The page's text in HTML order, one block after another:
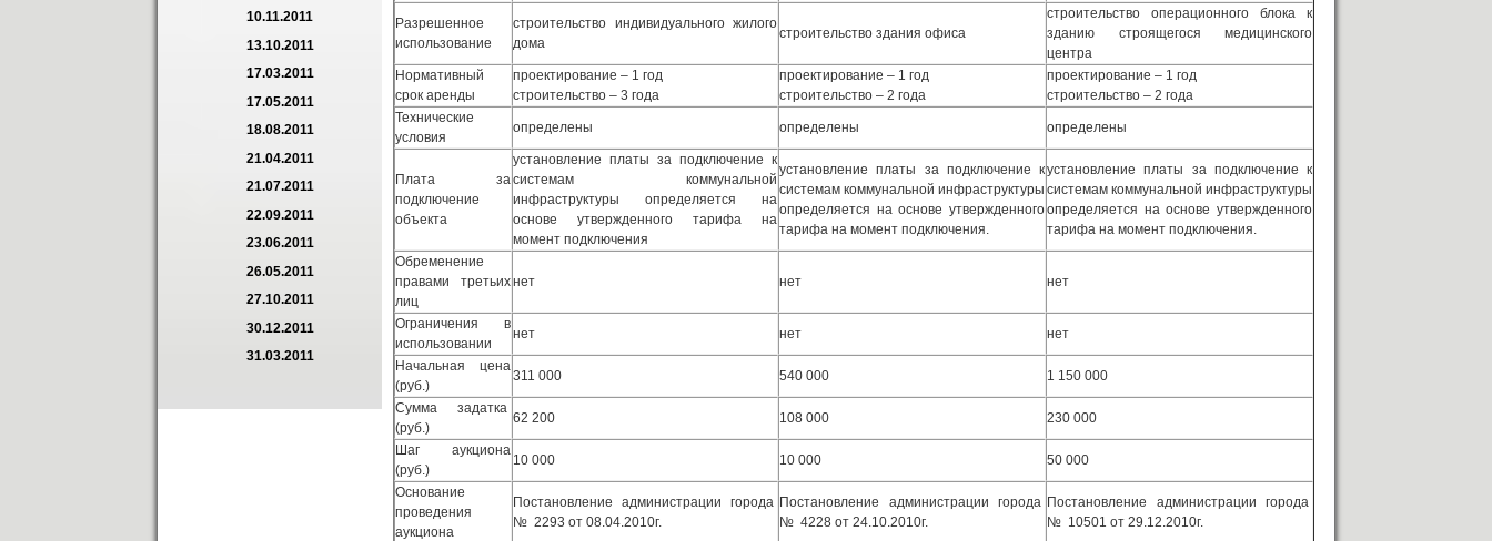
10.11.2011
13.10.2011
17.03.2011
17.05.2011
18.08.2011
21.04.2011
21.07.2011
22.09.2011
23.06.2011
26.05.2011
27.10.2011
30.12.2011
31.03.2011
Разрешенное
использование
строительство индивидуального жилого
дома
строительство здания офиса
строительство операционного блока к
зданию строящегося медицинского
центра
Нормативный
срок аренды
проектирование – 1 год
строительство – 3 года
проектирование – 1 год
строительство – 2 года
проектирование – 1 год
строительство – 2 года
Технические
условия
определены определены определены
Плата за
подключение
объекта
установление платы за подключение к
системам коммунальной
инфраструктуры определяется на
основе утвержденного тарифа на
момент подключения
установление платы за подключение к
системам коммунальной инфраструктуры
определяется на основе утвержденного
тарифа на момент подключения.
установление платы за подключение к
системам коммунальной инфраструктуры
определяется на основе утвержденного
тарифа на момент подключения.
Обременение
правами третьих
лиц
нет нет нет
Ограничения в
использовании
нет нет нет
Начальная цена
(руб.)
311 000 540 000 1 150 000
Сумма задатка
(руб.)
62 200 108 000 230 000
Шаг аукциона
(руб.)
10 000 10 000 50 000
Основание
проведения
аукциона
Постановление администрации города
№ 2293 от 08.04.2010г.
Постановление администрации города
№ 4228 от 24.10.2010г.
Постановление администрации города
№ 10501 от 29.12.2010г.